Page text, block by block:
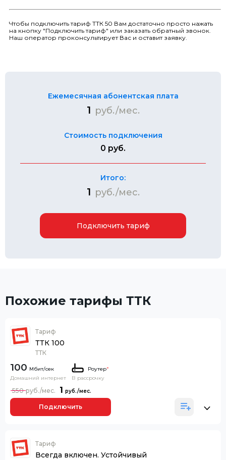
Чтобы подключить тариф ТТК 50 Вам достаточно просто нажать
на кнопку "Подключить тариф" или заказать обратный звонок.
Наш оператор проконсультирует Вас и оставит заявку.
Ежемесячная абонентская плата
1 руб./мес.
Стоимость подключения
0 руб.
Итого:
1 руб./мес.
Подключить тариф
Похожие тарифы ТТК
Тариф
ТТК 100
ТТК
100
Домашний интернет
Роутер*
В рассрочку
1
550
Подключить
Тариф
Всегда включен. Устойчивый